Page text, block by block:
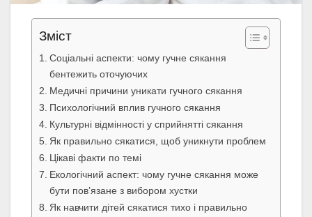
Зміст
Соціальні аспекти: чому гучне сякання
бентежить оточуючих
Медичні причини уникати гучного сякання
Психологічний вплив гучного сякання
Культурні відмінності у сприйнятті сякання
Як правильно сякатися, щоб уникнути проблем
Цікаві факти по темі
Екологічний аспект: чому гучне сякання може
бути пов’язане з вибором хустки
Як навчити дітей сякатися тихо і правильно